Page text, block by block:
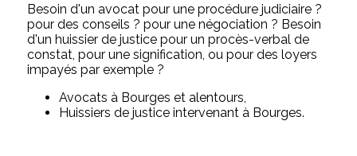
Besoin d'un avocat pour une procédure judiciaire ?
pour des conseils ? pour une négociation ? Besoin
d'un huissier de justice pour un procès-verbal de
constat, pour une signification, ou pour des loyers
impayés par exemple ?
Avocats à Bourges et alentours,
Huissiers de justice intervenant à Bourges.